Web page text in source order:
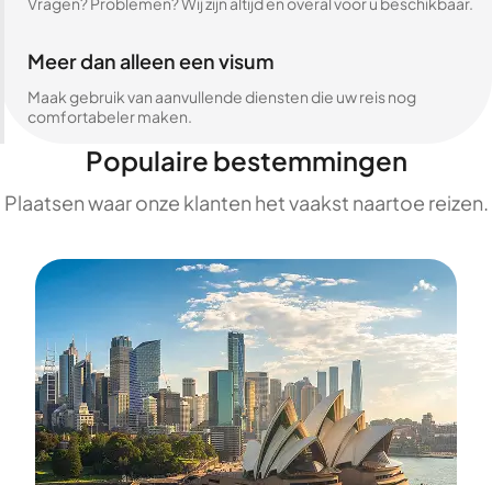
Meer dan alleen een visum
Maak gebruik van aanvullende diensten die uw reis nog
comfortabeler maken.
Populaire bestemmingen
Plaatsen waar onze klanten het vaakst naartoe reizen.